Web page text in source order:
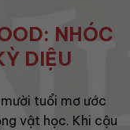
NHÓC
DIỆU
tuổi mơ ước
vật học. Khi cậu